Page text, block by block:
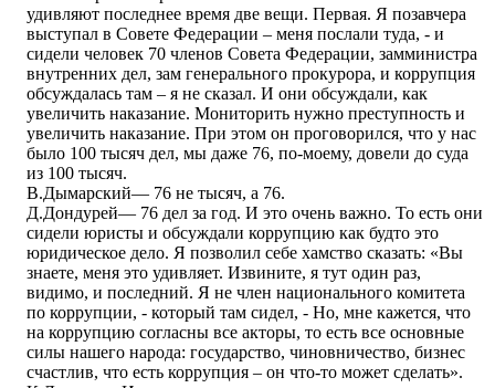
удивляют последнее время две вещи. Первая. Я позавчера
выступал в Совете Федерации – меня послали туда, - и
сидели человек 70 членов Совета Федерации, замминистра
внутренних дел, зам генерального прокурора, и коррупция
обсуждалась там – я не сказал. И они обсуждали, как
увеличить наказание. Мониторить нужно преступность и
увеличить наказание. При этом он проговорился, что у нас
было 100 тысяч дел, мы даже 76, по-моему, довели до суда
из 100 тысяч.
В.Дымарский― 76 не тысяч, а 76.
Д.Дондурей― 76 дел за год. И это очень важно. То есть они
сидели юристы и обсуждали коррупцию как будто это
юридическое дело. Я позволил себе хамство сказать: «Вы
знаете, меня это удивляет. Извините, я тут один раз,
видимо, и последний. Я не член национального комитета
по коррупции, - который там сидел, - Но, мне кажется, что
на коррупцию согласны все акторы, то есть все основные
силы нашего народа: государство, чиновничество, бизнес
счастлив, что есть коррупция – он что-то может сделать».